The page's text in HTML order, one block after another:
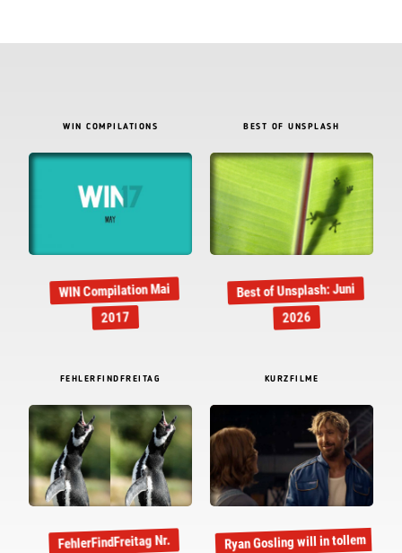
WIN COMPILATIONS
WIN Compilation Mai
2017
BEST OF UNSPLASH
Best of Unsplash: Juni
2026
FEHLERFINDFREITAG
FehlerFindFreitag Nr.
KURZFILME
Ryan Gosling will in tollem